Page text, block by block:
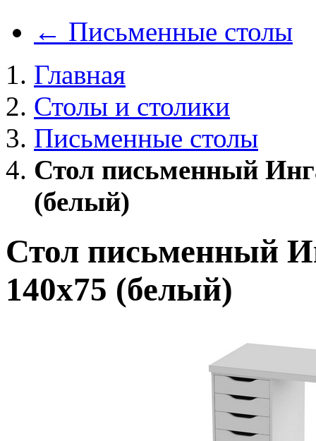
← Письменные столы
Главная
Столы и столики
Письменные столы
Стол письменный
(белый)
Стол письменный
140x75 (белый)